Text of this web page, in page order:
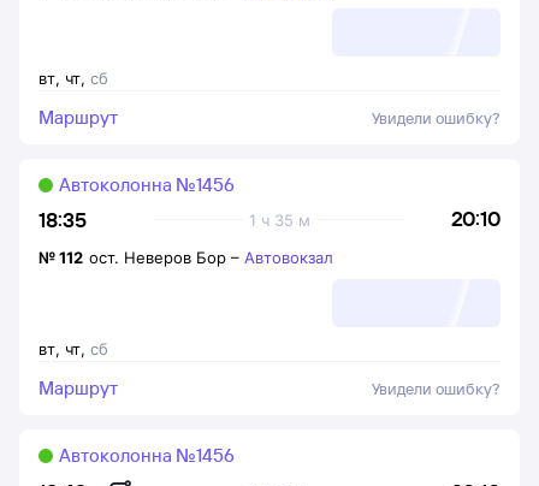
вт, чт, сб
Маршрут Увидели ошибку?
18:35 20:10
1 ч 35 м
Автоколонна №1456
вт, чт, сб
№112 ост. Неверов Бор – Автовокзал
Маршрут Увидели ошибку?
Автоколонна №1456